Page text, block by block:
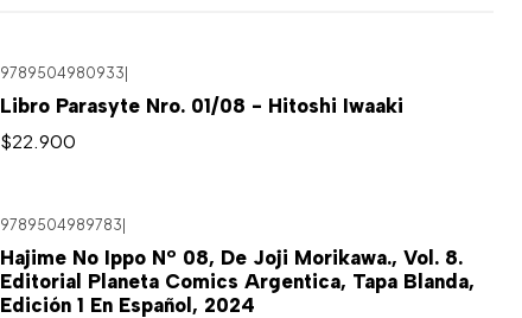
9789504980933
Libro Parasyte Nro. 01/08 - Hitoshi Iwaaki
$22.900
9789504989783|
Hajime No Ippo Nº 08, De Joji Morikawa., Vol. 8.
Editorial Planeta Comics Argentica, Tapa Blanda,
Edición 1 En Español, 2024